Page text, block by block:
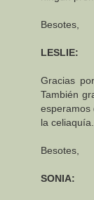
Besotes,
LESLIE:
Gracias
También
esperamos
la celiaquía.
Besotes,
SONIA: